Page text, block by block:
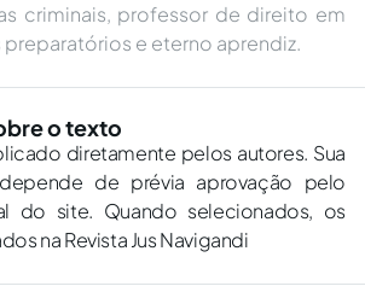
criminais, professor de direito em
preparatórios e eterno aprendiz.
o texto
diretamente pelos autores. Sua
de prévia aprovação pelo
do site. Quando selecionados, os
na Revista Jus Navigandi